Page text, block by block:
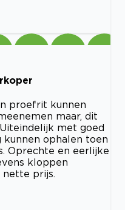
proefrit kunnen
maar, dit
met goed
ophalen toen
Oprechte en eerlijke
kloppen
nette prijs.